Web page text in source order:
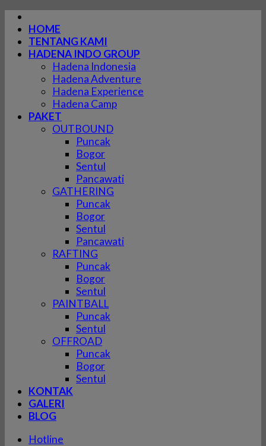
Skip
content
HOME
TENTANG KAMI
HADENA INDO GROUP
Hadena Indonesia
Hadena Adventure
Hadena Experience
Hadena Camp
PAKET
OUTBOUND
Puncak
Bogor
Sentul
Pancawati
GATHERING
Puncak
Bogor
Sentul
Pancawati
RAFTING
Puncak
Bogor
Sentul
PAINTBALL
Puncak
Sentul
OFFROAD
Puncak
Bogor
Sentul
KONTAK
GALERI
BLOG
Hotline